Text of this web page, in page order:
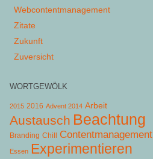
Webcontentmanagement
Zitate
Zukunft
Zuversicht
WORTGEWÖLK
2015 2016 Advent 2014 Arbeit
Austausch Beachtung
Branding Chill Contentmanagement
Essen Experimentieren